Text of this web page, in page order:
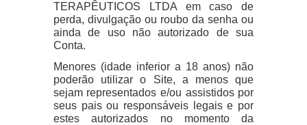
TERAPÊUTICOS LTDA em caso de
perda, divulgação ou roubo da senha ou
ainda de uso não autorizado de sua
Conta.
Menores (idade inferior a 18 anos) não
poderão utilizar o Site, a menos que
sejam representados e/ou assistidos por
seus pais ou responsáveis legais e por
estes autorizados no momento da